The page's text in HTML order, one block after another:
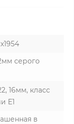
серого
16мм, класс
Е1
в